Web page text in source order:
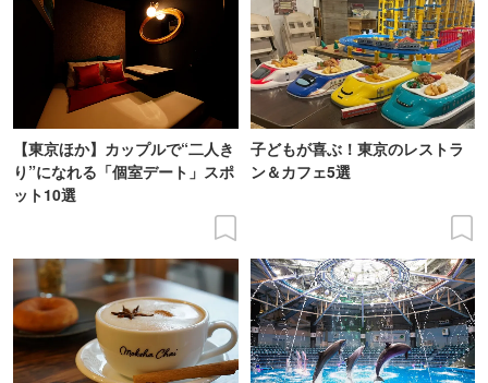
【東京ほか】カップルで“二人き
り”になれる「個室デート」スポ
ット10選
子どもが喜ぶ！東京のレストラ
ン＆カフェ5選